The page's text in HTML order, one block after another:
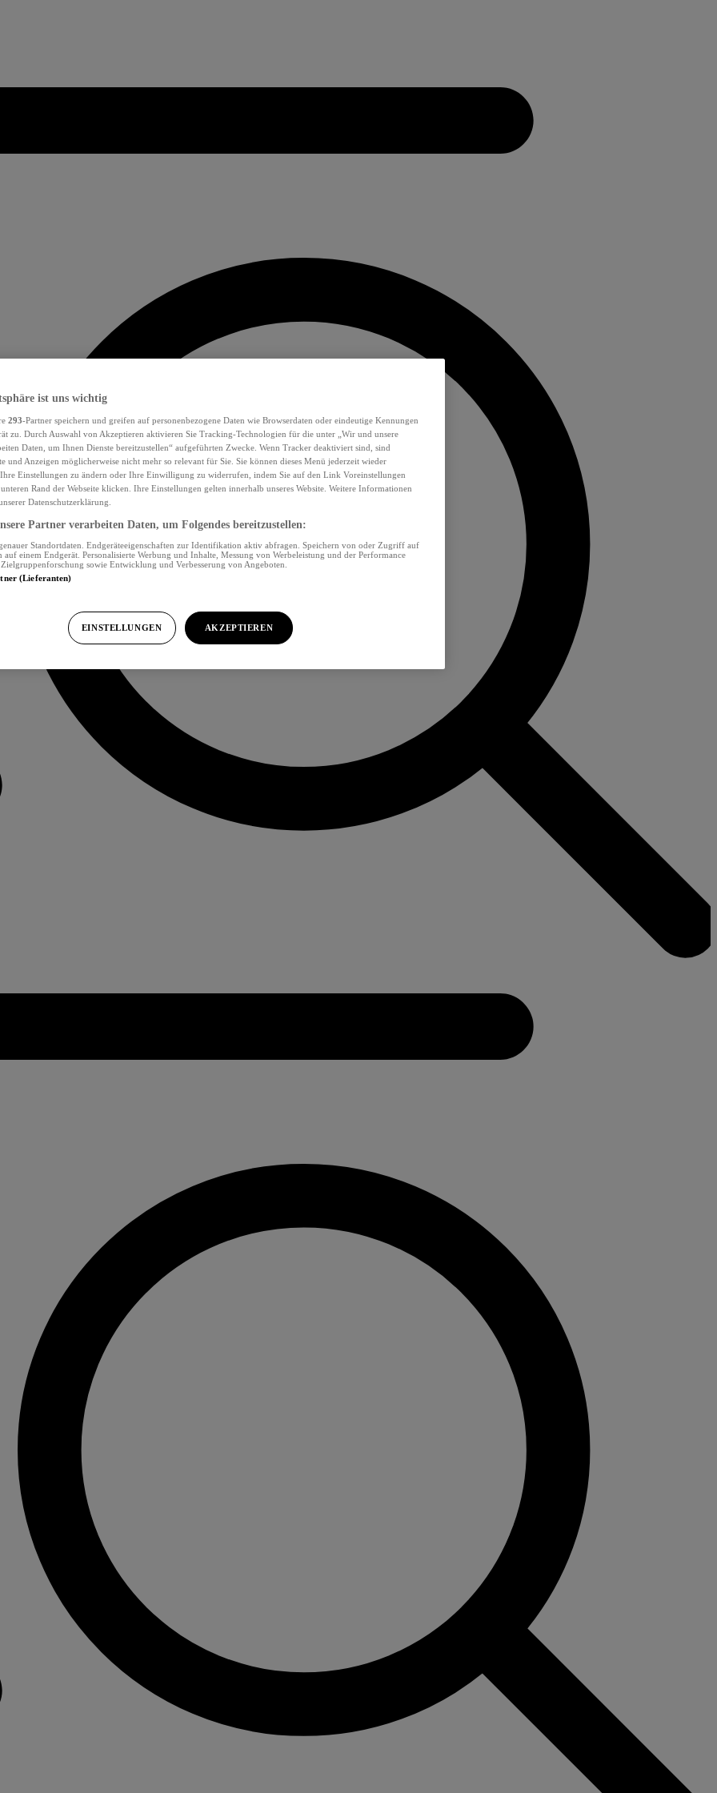
ist uns wichtig
293-Partner speichern und greifen auf personenbezogene Daten wie Browserdaten oder eindeutige Kennungen
zu. Durch Auswahl von Akzeptieren aktivieren Sie Tracking-Technologien für die unter „Wir und unsere
Daten, um Ihnen Dienste bereitzustellen“ aufgeführten Zwecke. Wenn Tracker deaktiviert sind, sind
und Anzeigen möglicherweise nicht mehr so relevant für Sie. Sie können dieses Menü jederzeit wieder
Einstellungen zu ändern oder Ihre Einwilligung zu widerrufen, indem Sie auf den Link Voreinstellungen
Rand der Webseite klicken. Ihre Einstellungen gelten innerhalb unseres Website. Weitere Informationen
Datenschutzerklärung.
Partner verarbeiten Daten, um Folgendes bereitzustellen:
Standortdaten. Endgeräteeigenschaften zur Identifikation aktiv abfragen. Speichern von oder Zugriff auf
einem Endgerät. Personalisierte Werbung und Inhalte, Messung von Werbeleistung und der Performance
sowie Entwicklung und Verbesserung von Angeboten.
(Lieferanten)
EINSTELLUNGEN AKZEPTIEREN